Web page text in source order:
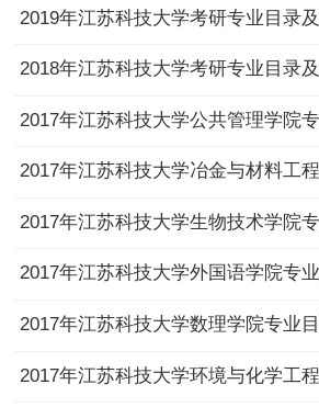
2019年江苏科技大学考研专业目录
2018年江苏科技大学考研专业目录